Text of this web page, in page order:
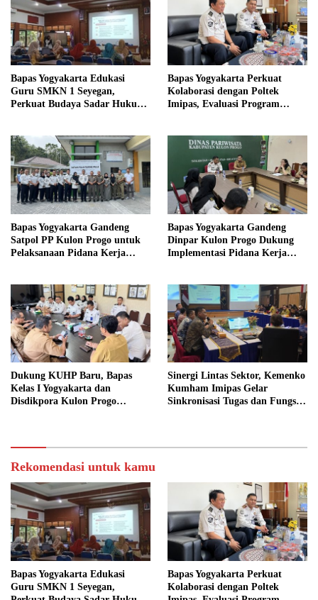
Bapas Yogyakarta Edukasi
Guru SMKN 1 Seyegan,
Perkuat Budaya Sadar Hukum
Bapas Yogyakarta Perkuat
Kolaborasi dengan Poltek
Imipas, Evaluasi Program
Bapas Yogyakarta Gandeng
Satpol PP Kulon Progo untuk
Pelaksanaan Pidana Kerja
Bapas Yogyakarta Gandeng
Dinpar Kulon Progo Dukung
Implementasi Pidana Kerja
Dukung KUHP Baru, Bapas
Kelas I Yogyakarta dan
Disdikpora Kulon Progo
Sinergi Lintas Sektor, Kemenko
Kumham Imipas Gelar
Sinkronisasi Tugas dan Fungsi
Rekomendasi untuk kamu
Bapas Yogyakarta Edukasi
Guru SMKN 1 Seyegan,
Bapas Yogyakarta Perkuat
Kolaborasi dengan Poltek